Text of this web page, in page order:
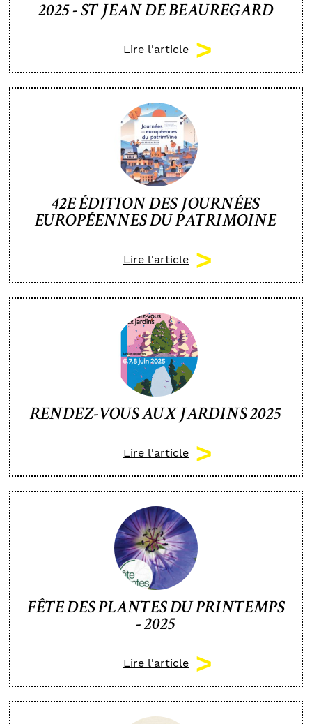
2025 - ST JEAN DE BEAUREGARD
Lire l'article
42E ÉDITION DES JOURNÉES
EUROPÉENNES DU PATRIMOINE
Lire l'article
RENDEZ-VOUS AUX JARDINS 2025
Lire l'article
FÊTE DES PLANTES DU PRINTEMPS
- 2025
Lire l'article